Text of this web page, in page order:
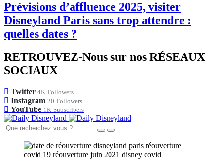
Prévisions d’affluence 2025, visiter
Disneyland Paris sans trop attendre :
quelles dates ?
RETROUVEZ-Nous sur nos RÉSEAUX
SOCIAUX
Twitter 4K Followers
Instagram 20 Followers
YouTube 1K Subscribers